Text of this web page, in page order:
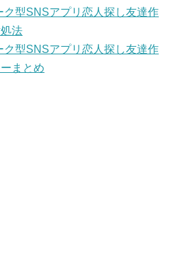
型SNSアプリ恋人探し友達作
法
型SNSアプリ恋人探し友達作
まとめ